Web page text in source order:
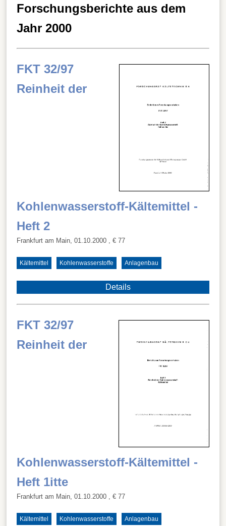
Forschungsberichte aus dem
Jahr 2000
FKT 32/97
Reinheit der
Kohlenwasserstoff-Kältemittel -
Heft 2
Frankfurt am Main, 01.10.2000 , € 77
Kältemittel Kohlenwasserstoffe Anlagenbau
Details
FKT 32/97
Reinheit der
Kohlenwasserstoff-Kältemittel -
Heft 1itte
Frankfurt am Main, 01.10.2000 , € 77
Kältemittel Kohlenwasserstoffe Anlagenbau